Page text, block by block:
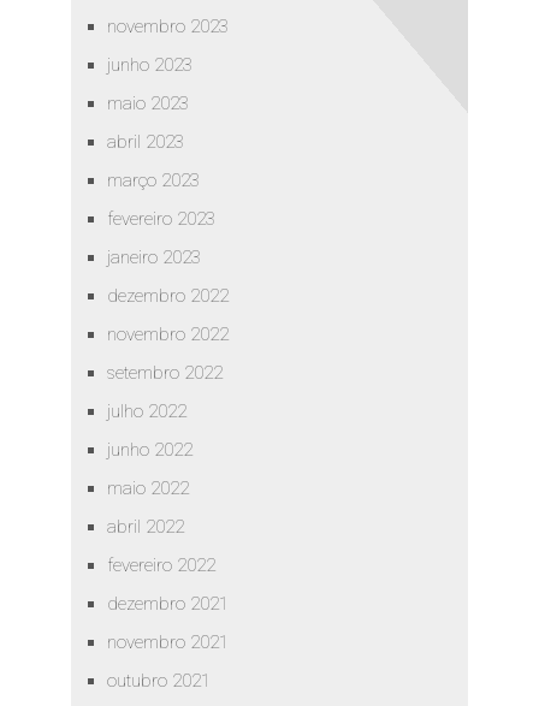
novembro 2023
junho 2023
maio 2023
abril 2023
março 2023
fevereiro 2023
janeiro 2023
dezembro 2022
novembro 2022
setembro 2022
julho 2022
junho 2022
maio 2022
abril 2022
fevereiro 2022
dezembro 2021
novembro 2021
outubro 2021